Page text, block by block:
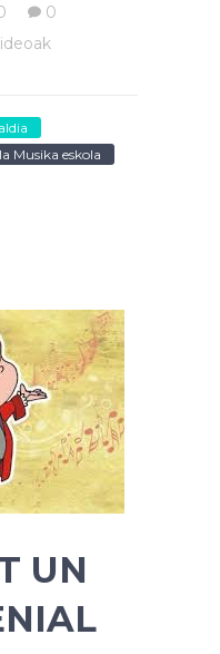
0
Musika eskola
UN